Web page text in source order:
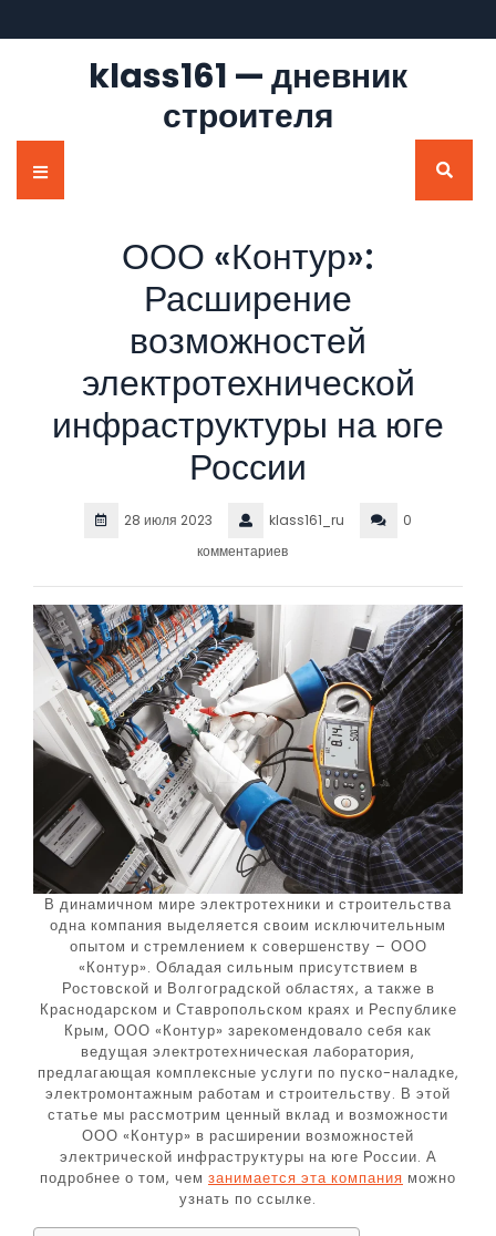
к
содержимомуklass161 — дневник
строителя
Кнопка
ООО «Контур»:
Расширение
возможностей
электротехнической
инфраструктуры на юге
России
28 июля 2023 klass161_ru
0
комментариев
В динамичном мире электротехники и строительства
одна компания выделяется своим исключительным
опытом и стремлением к совершенству – ООО
«Контур». Обладая сильным присутствием в
Ростовской и Волгоградской областях, а также в
Краснодарском и Ставропольском краях и Республике
Крым, ООО «Контур» зарекомендовало себя как
ведущая электротехническая лаборатория,
предлагающая комплексные услуги по пуско-наладке,
электромонтажным работам и строительству. В этой
статье мы рассмотрим ценный вклад и возможности
ООО «Контур» в расширении возможностей
электрической инфраструктуры на юге России. А
подробнее о том, чем занимается эта компания можно
узнать по ссылке.